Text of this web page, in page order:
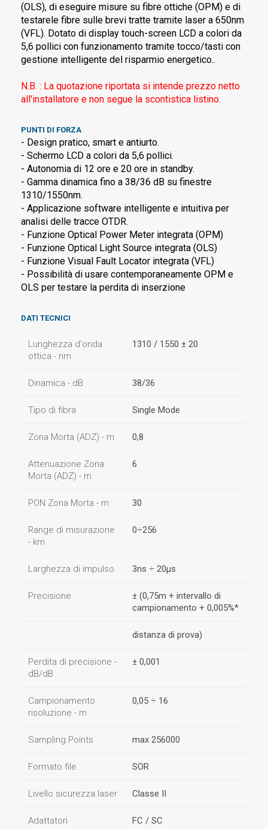
(OLS), di eseguire misure su fibre ottiche (OPM) e di
testarele fibre sulle brevi tratte tramite laser a 650nm
(VFL). Dotato di display touch-screen LCD a colori da
5,6 pollici con funzionamento tramite tocco/tasti con
gestione intelligente del risparmio energetico..
N.B. : La quotazione riportata si intende prezzo netto
all'installatore e non segue la scontistica listino.
PUNTI DI FORZA
- Design pratico, smart e antiurto.
- Schermo LCD a colori da 5,6 pollici.
- Autonomia di 12 ore e 20 ore in standby.
- Gamma dinamica fino a 38/36 dB su finestre
1310/1550nm.
- Applicazione software intelligente e intuitiva per
analisi delle tracce OTDR.
- Funzione Optical Power Meter integrata (OPM)
- Funzione Optical Light Source integrata (OLS)
- Funzione Visual Fault Locator integrata (VFL)
- Possibilità di usare contemporaneamente OPM e
OLS per testare la perdita di inserzione
DATI TECNICI
Lunghezza d'onda
ottica - nm
1310 / 1550 ± 20
Dinamica - dB 38/36
Tipo di fibra Single Mode
Zona Morta (ADZ) - m 0,8
Attenuazione Zona
Morta (ADZ) - m
6
PON Zona Morta - m 30
Range di misurazione
- km
0÷256
Larghezza di impulso 3ns ÷ 20µs
Precisione
± (0,75m + intervallo di
campionamento + 0,005%*
distanza di prova)
Perdita di precisione -
dB/dB
± 0,001
Campionamento
risoluzione - m
0,05 ÷ 16
Sampling Points max 256000
Formato file SOR
Livello sicurezza laser Classe II
Adattatori FC / SC